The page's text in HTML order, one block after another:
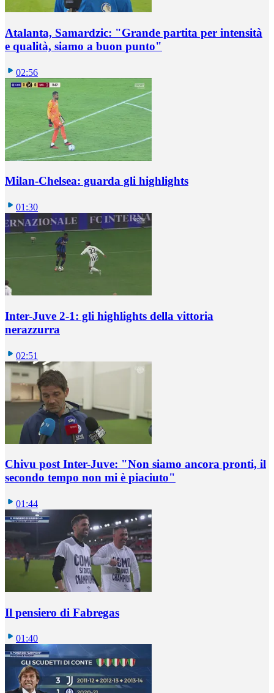
Atalanta, Samardzic: "Grande partita per intensità
e qualità, siamo a buon punto"
02:56
Milan-Chelsea: guarda gli highlights
01:30
Inter-Juve 2-1: gli highlights della vittoria
nerazzurra
02:51
Chivu post Inter-Juve: "Non siamo ancora pronti, il
secondo tempo non mi è piaciuto"
01:44
Il pensiero di Fabregas
01:40